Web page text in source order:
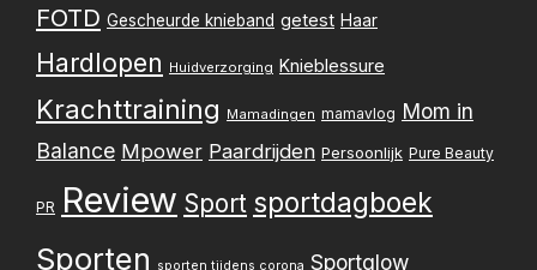
FOTD Gescheurde knieband getest Haar
Hardlopen Huidverzorging Knieblessure
Krachttraining Mamadingen mamavlog Mom in
Balance Mpower Paardrijden Persoonlijk Pure Beauty
PR Review Sport sportdagboek
Sporten sporten tijdens corona Sportglow